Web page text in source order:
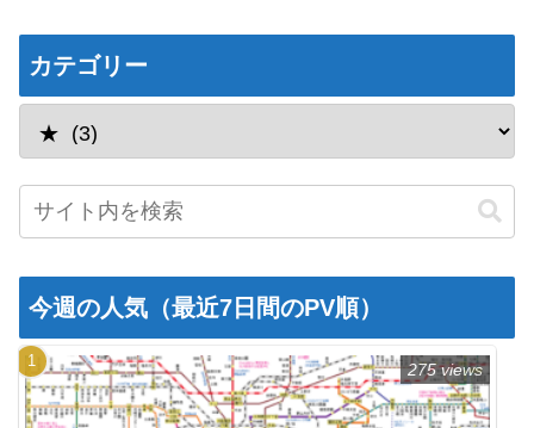
カテゴリー
今週の人気（最近7日間のPV順）
275 views